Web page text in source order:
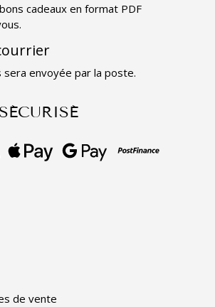
cadeaux en format PDF
sera envoyée par la poste.
de vente